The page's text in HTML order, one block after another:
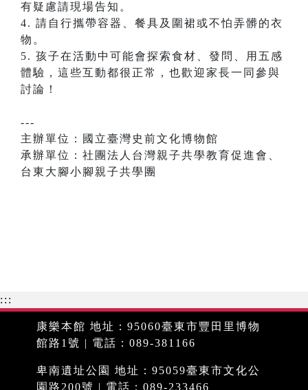
有疑慮請現場告知。
4. 請自行攜帶容器、餐具及圍裙或不怕弄髒的衣
物。
5. 孩子在活動中可能會探索食材、發問、用五感
體驗，這些互動都很正常，也歡迎家長一同參與
討論！
---
主辦單位：國立臺灣史前文化博物館
承辦單位：社團法人台灣親子共學教育促進會、
台東大腳小腳親子共學團
:::
康樂本館 地址：95060臺東市豐田里博物
館路1號 | 電話：089-381166
卑南遺址公園 地址：95059臺東市文化公
園路200號 | 電話：089-233466